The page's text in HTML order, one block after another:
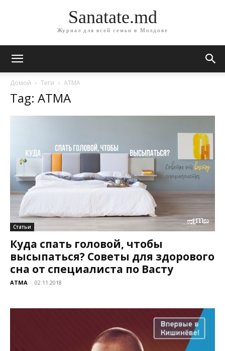
Sanatate.md
Журнал для всей семьи в Молдове
Домой Теги АТМА
Tag: АТМА
Статьи
Куда спать головой, чтобы
высыпаться? Советы для здорового
сна от специалиста по Васту
ATMA - 02.11.2018